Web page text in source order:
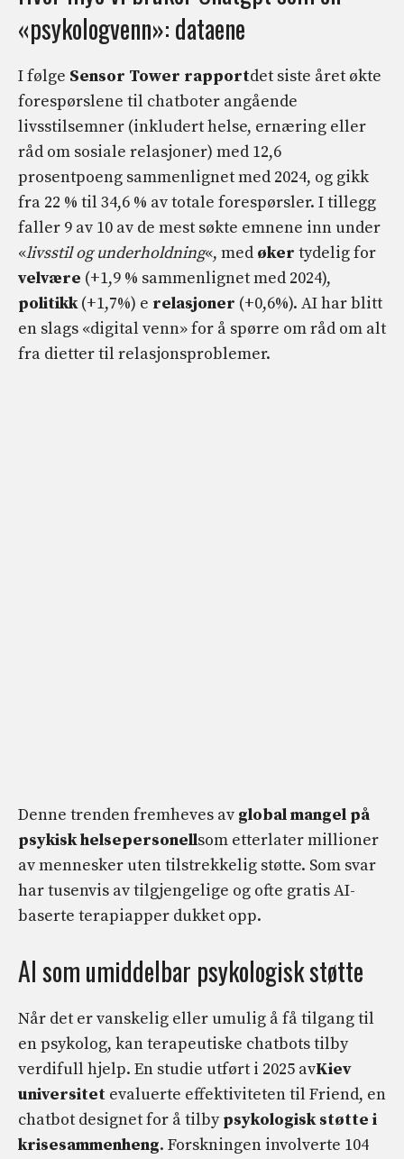
«psykologvenn»: dataene
I følge Sensor Tower rapportdet siste året økte
forespørslene til chatboter angående
livsstilsemner (inkludert helse, ernæring eller
råd om sosiale relasjoner) med 12,6
prosentpoeng sammenlignet med 2024, og gikk
fra 22 % til 34,6 % av totale forespørsler. I tillegg
faller 9 av 10 av de mest søkte emnene inn under
«livsstil og underholdning«, med øker tydelig for
velvære (+1,9 % sammenlignet med 2024),
politikk(+1,7%) e relasjoner (+0,6%). AI har blitt
en slags «digital venn» for å spørre om råd om alt
fra dietter til relasjonsproblemer.
Denne trenden fremheves av global mangel på
psykisk helsepersonellsom etterlater millioner
av mennesker uten tilstrekkelig støtte. Som svar
har tusenvis av tilgjengelige og ofte gratis AI-
baserte terapiapper dukket opp.
AI som umiddelbar psykologisk støtte
Når det er vanskelig eller umulig å få tilgang til
en psykolog, kan terapeutiske chatbots tilby
verdifull hjelp. En studie utført i 2025 avKiev
universitet evaluerte effektiviteten til Friend, en
chatbot designet for å tilbypsykologisk støtte i
krisesammenheng. Forskningen involverte 104